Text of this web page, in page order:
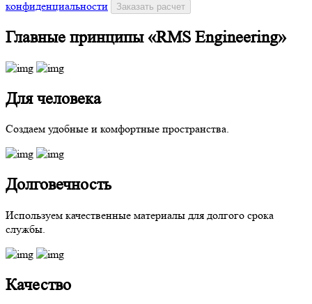
конфиденциальности
Главные принципы «RMS Engineering»
Для человека
Создаем удобные и комфортные пространства.
Долговечность
Используем качественные материалы для долгого срока
службы.
Качество